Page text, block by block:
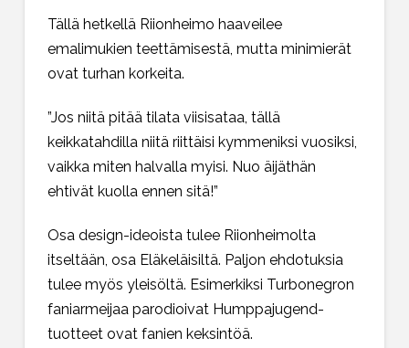
Tällä hetkellä Riionheimo haaveilee
emalimukien teettämisestä, mutta minimierät
ovat turhan korkeita.
”Jos niitä pitää tilata viisisataa, tällä
keikkatahdilla niitä riittäisi kymmeniksi vuosiksi,
vaikka miten halvalla myisi. Nuo äijäthän
ehtivät kuolla ennen sitä!”
Osa design-ideoista tulee Riionheimolta
itseltään, osa Eläkeläisiltä. Paljon ehdotuksia
tulee myös yleisöltä. Esimerkiksi Turbonegron
faniarmeijaa parodioivat Humppajugend-
tuotteet ovat fanien keksintöä.